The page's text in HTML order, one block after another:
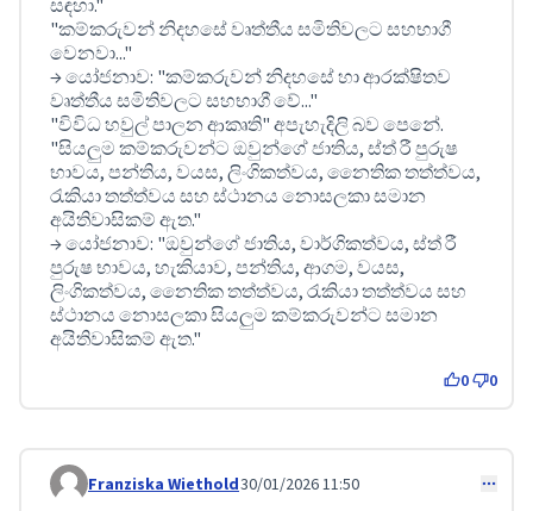
සඳහා."
"කම්කරුවන් නිදහසේ වෘත්තීය සමිතිවලට සහභාගී
වෙනවා..."
→ යෝජනාව: "කම්කරුවන් නිදහසේ හා ආරක්ෂිතව
වෘත්තීය සමිතිවලට සහභාගී වේ..."
"විවිධ හවුල් පාලන ආකෘති" අපැහැදිලි බව පෙනේ.
"සියලුම කම්කරුවන්ට ඔවුන්ගේ ජාතිය, ස්ත් රී පුරුෂ
භාවය, පන්තිය, වයස, ලිංගිකත්වය, නෛතික තත්ත්වය,
රැකියා තත්ත්වය සහ ස්ථානය නොසලකා සමාන
අයිතිවාසිකම් ඇත."
→ යෝජනාව: "ඔවුන්ගේ ජාතිය, වාර්ගිකත්වය, ස්ත් රී
පුරුෂ භාවය, හැකියාව, පන්තිය, ආගම, වයස,
ලිංගිකත්වය, නෛතික තත්ත්වය, රැකියා තත්ත්වය සහ
ස්ථානය නොසලකා සියලුම කම්කරුවන්ට සමාන
අයිතිවාසිකම් ඇත."
0 0
Comment 633
Franziska Wiethold30/01/2026 11:50